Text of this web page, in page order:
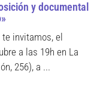
y documental
invitamos, el
a las 19h en La
256), a ...